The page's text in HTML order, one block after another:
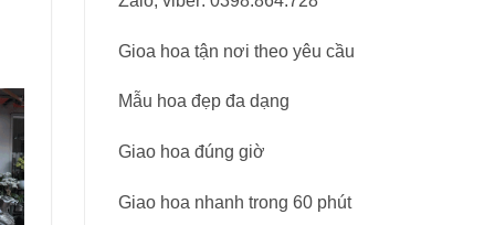
Gioa hoa tận nơi theo yêu cầu
Mẫu hoa đẹp đa dạng
Giao hoa đúng giờ
Giao hoa nhanh trong 60 phút